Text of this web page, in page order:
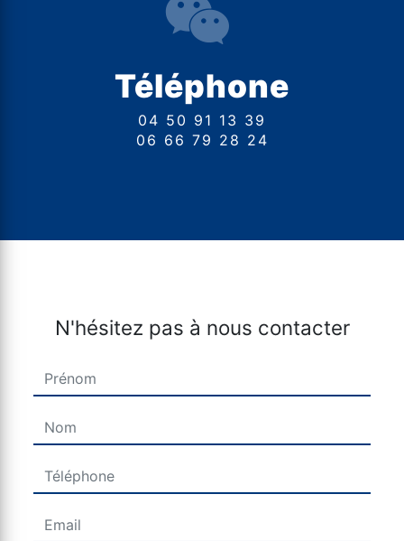
Téléphone
04 50 91 13 39
06 66 79 28 24
N'hésitez pas à nous contacter